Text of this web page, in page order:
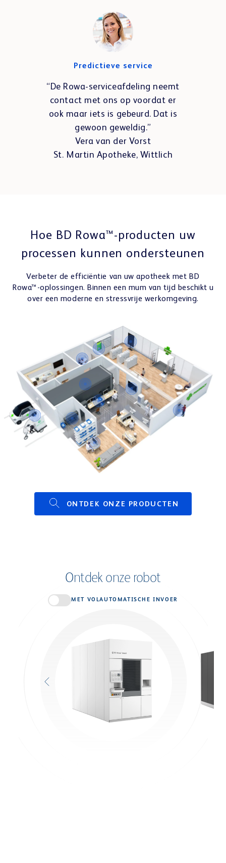
Predictieve service
“De Rowa-serviceafdeling neemt
contact met ons op voordat er
ook maar iets is gebeurd. Dat is
gewoon geweldig.”
Vera van der Vorst
St. Martin Apotheke, Wittlich
Hoe BD Rowa™-producten uw
processen kunnen ondersteunen
Verbeter de efficiëntie van uw apotheek met BD
Rowa™-oplossingen. Binnen een mum van tijd beschikt u
over een moderne en stressvrije werkomgeving.
ONTDEK ONZE PRODUCTEN